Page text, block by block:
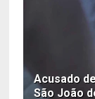
Acusado
São João